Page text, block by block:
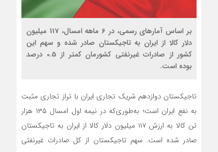
بر اساس آمارهای رسمی، در 6 ماهه امسال، 117 میلیون
دلار کالا از ایران به تاجیکستان صادر شده و سهم این
کشور از صادرات غیرنفتی کشورمان کمتر از 0.5 درصد
بوده است.
تاجیکستان دوازدهم شریک تجاری ایران با تراز تجاری مثبت
به نفع ایران است؛ به‌طوری‌که در نیمه اول امسال ۱۳۵ هزار
تن کالا به ارزش ۱۱۷ میلیون دلار کالا از ایران به تاجیکستان
صادر شده است. سهم تاجیکستان از کل صادرات غیرنفتی